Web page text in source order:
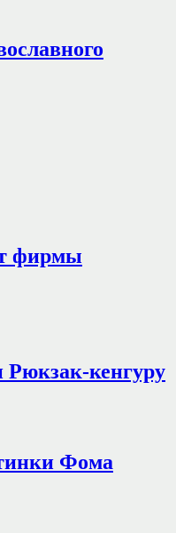
фирмы
Рюкзак-кенгуру
Фома